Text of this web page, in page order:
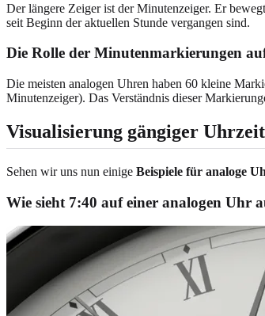
Der längere Zeiger ist der Minutenzeiger. Er
seit Beginn der aktuellen Stunde vergangen sind.
Die Rolle der Minutenmarkierungen
Die meisten analogen Uhren haben 60 kleine
Minutenzeiger). Das Verständnis dieser
Visualisierung gängiger
Sehen wir uns nun einige Beispiele für analoge
Wie sieht 7:40 auf einer analogen Uhr